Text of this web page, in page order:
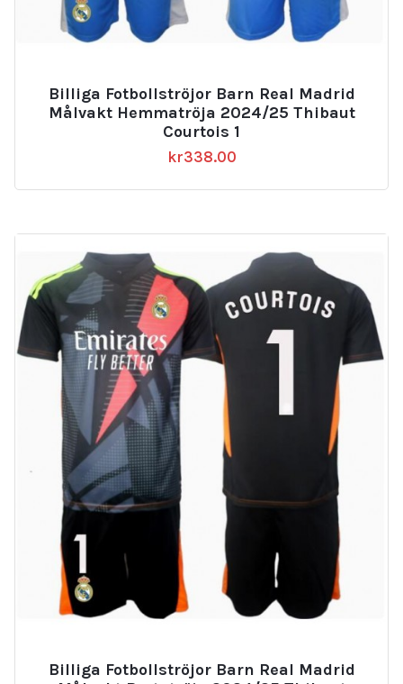
Billiga Fotbollströjor Barn Real Madrid
Målvakt Hemmatröja 2024/25 Thibaut
Courtois 1
kr338.00
Billiga Fotbollströjor Barn Real Madrid